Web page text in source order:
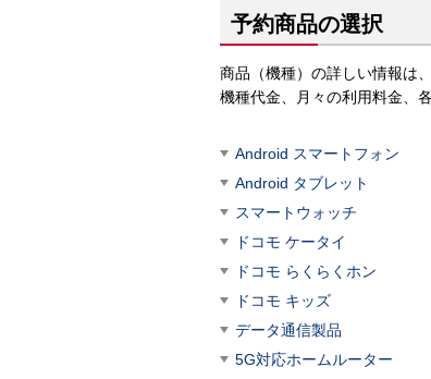
予約商品の選択
商品（機種）の詳しい情報は、
機種代金、月々の利用料金、
Android スマートフォン
Android タブレット
スマートウォッチ
ドコモ ケータイ
ドコモ らくらくホン
ドコモ キッズ
データ通信製品
5G対応ホームルーター